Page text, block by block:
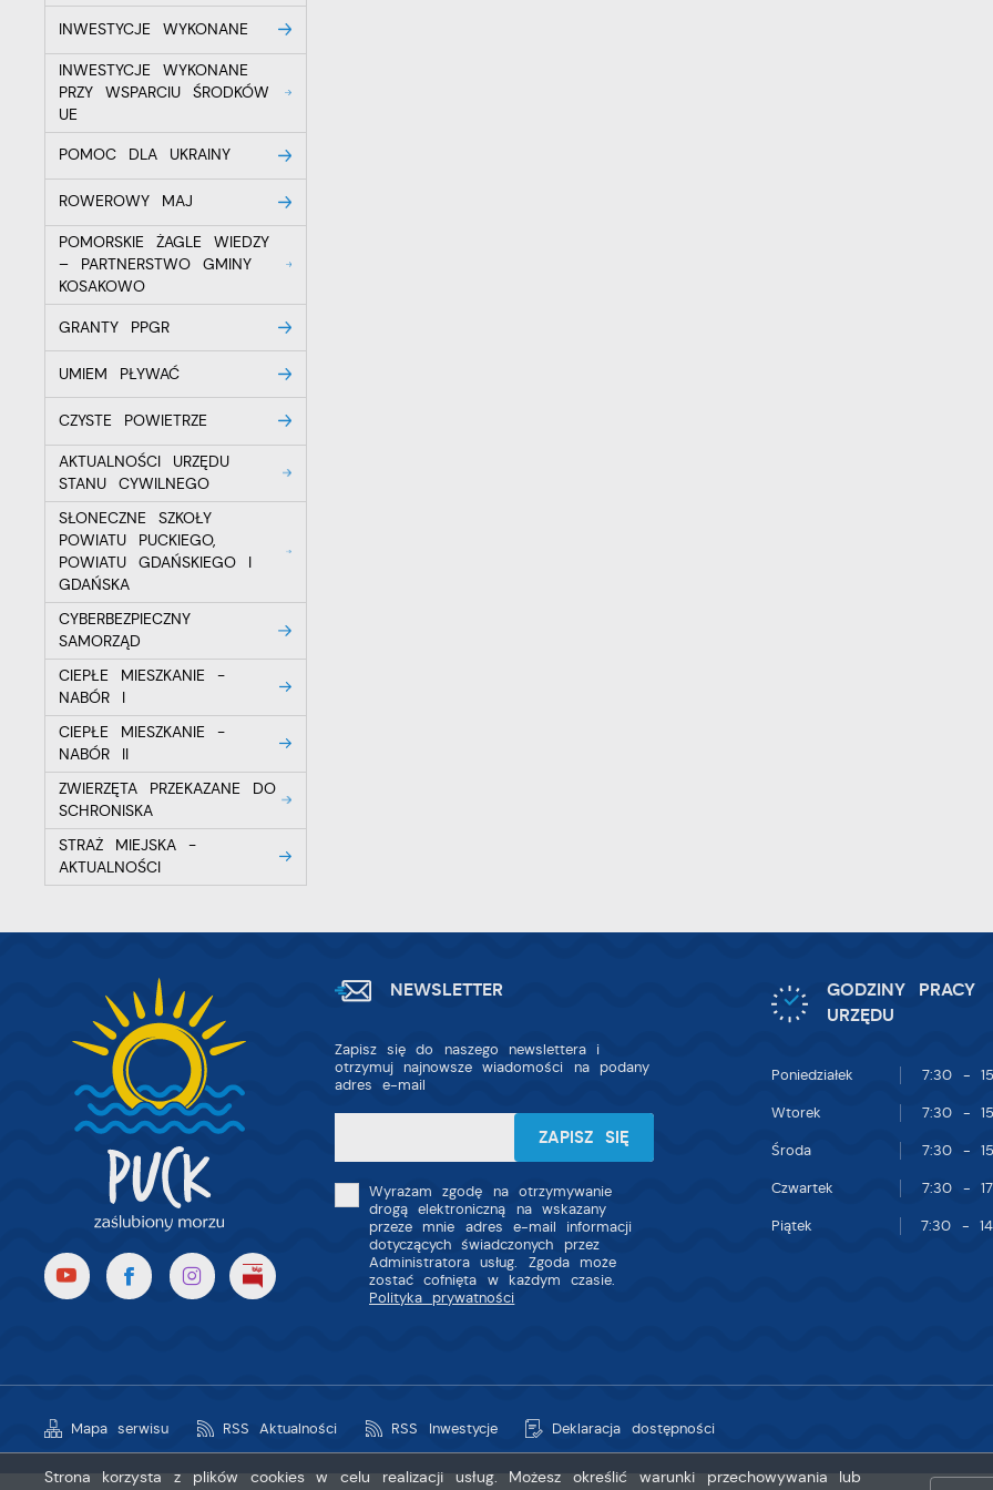
INWESTYCJE WYKONANE
INWESTYCJE WYKONANE
PRZY WSPARCIU ŚRODKÓW
UE
POMOC DLA UKRAINY
ROWEROWY MAJ
POMORSKIE ŻAGLE WIEDZY
– PARTNERSTWO GMINY
KOSAKOWO
GRANTY PPGR
UMIEM PŁYWAĆ
CZYSTE POWIETRZE
AKTUALNOŚCI URZĘDU
STANU CYWILNEGO
SŁONECZNE SZKOŁY
POWIATU PUCKIEGO,
POWIATU GDAŃSKIEGO I
GDAŃSKA
CYBERBEZPIECZNY
SAMORZĄD
CIEPŁE MIESZKANIE -
NABÓR I
CIEPŁE MIESZKANIE -
NABÓR II
ZWIERZĘTA PRZEKAZANE DO
SCHRONISKA
STRAŻ MIEJSKA -
AKTUALNOŚCI
NEWSLETTER
Zapisz się do naszego newslettera i
otrzymuj najnowsze wiadomości na podany
adres e-mail
Wyrażam zgodę na otrzymywanie
drogą elektroniczną na wskazany
przeze mnie adres e-mail informacji
dotyczących świadczonych przez
Administratora usług. Zgoda może
zostać cofnięta w każdym czasie.
Polityka prywatności
GODZINY PRACY
URZĘDU
Poniedziałek 7:30 -
Wtorek 7:30 -
Środa 7:30 -
Czwartek 7:30 -
Piątek 7:30 -
Mapa serwisu RSS Aktualności RSS Inwestycje Deklaracja dostępności
Strona korzysta z plików cookies w celu realizacji usług. Możesz określić warunki przechowywania lub